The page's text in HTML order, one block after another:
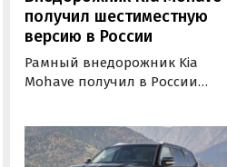
получил шестиместную
версию в России
Рамный внедорожник Kia
Mohave получил в России
Теперь это самая дорогая и
роскошная версия в линейке